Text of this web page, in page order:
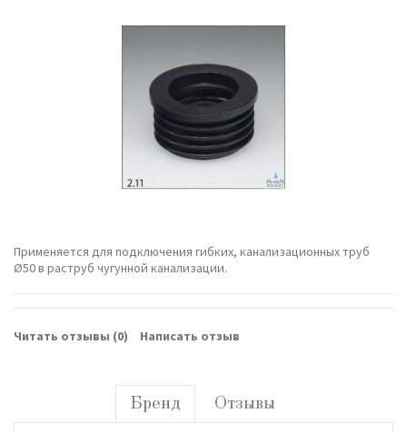
Применяется для подключения гибких, канализационных труб
Ø50 в раструб чугунной канализации.
Читать отзывы (0) Написать отзыв
Бренд Отзывы